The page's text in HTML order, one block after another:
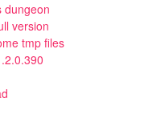
dungeon
version
tmp files